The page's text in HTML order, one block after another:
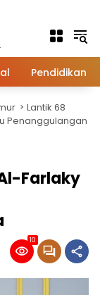
Pendidikan
Lantik 68
Penanggulangan
Farlaky
10